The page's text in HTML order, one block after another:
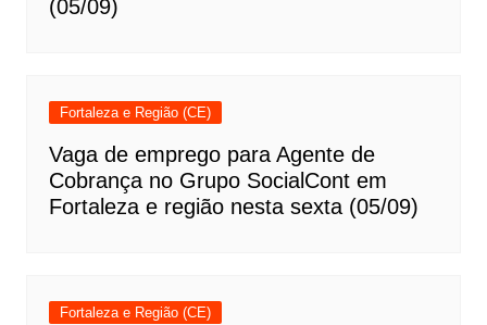
(05/09)
Fortaleza e Região (CE)
Vaga de emprego para Agente de
Cobrança no Grupo SocialCont em
Fortaleza e região nesta sexta (05/09)
Fortaleza e Região (CE)